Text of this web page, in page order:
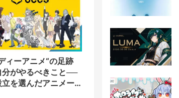
ィーアニメ“の足跡
分がやるべきこと──
を選んだアニメー